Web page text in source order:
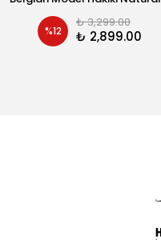
%12
₺ 3,299.00
₺ 2,899.00